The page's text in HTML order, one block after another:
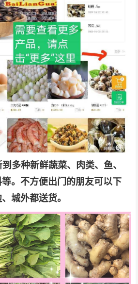
多种新鲜蔬菜、肉类、鱼、
。不方便出门的朋友可以下
城外都送货。